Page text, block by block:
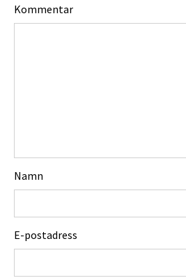
Kommentar
Namn
E-postadress